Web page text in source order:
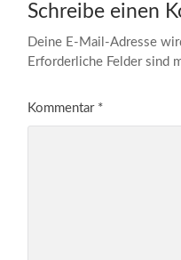
Schreibe einen
Deine E-Mail-Adresse
Erforderliche Felder sind
Kommentar *